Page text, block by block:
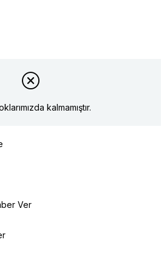
kalmamıştır.
Ver